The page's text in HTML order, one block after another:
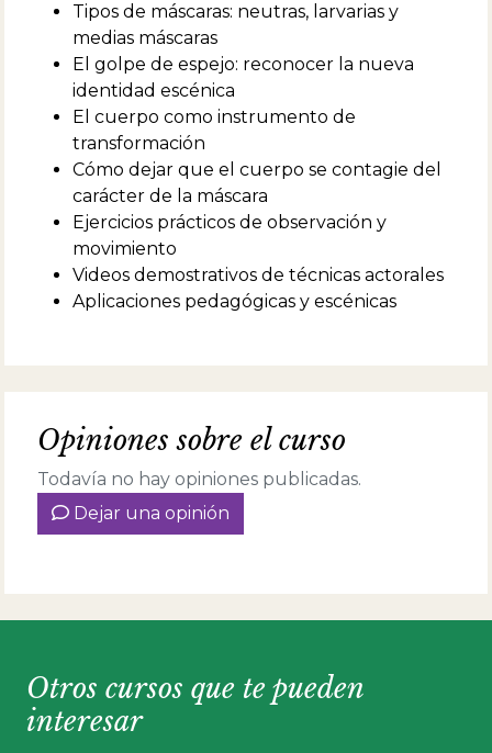
premios y nominaciones de su medio teatral:
Premio ACE (Asociación de Críticos de
grupo de investigación teatral GETEA), Premio
Teatros del Mundo (de la Universidad de
Buenos Aires), Premio María Guerrero, Premio
Pregonero (de la Fundación el Libro), entre
otros. Es director de Espacio Aguirre, escuela
de clown, bufón y máscaras. Dicta regularmente
cursos en diversas ciudades de Argentina,
España, Francia, Italia, Suiza, Portugal, Paraguay,
Uruguay, Chile, Perú y Costa Rica. Fue jurado de
los Premios Nacionales de Teatro elegido por el
Ministro de Cultura de la Nación.
Tipos de máscaras: neutras, larvarias y
medias máscaras
El golpe de espejo: reconocer la nueva
identidad escénica
El cuerpo como instrumento de
transformación
Cómo dejar que el cuerpo se contagie del
carácter de la máscara
Ejercicios prácticos de observación y
movimiento
Videos demostrativos de técnicas actorales
Aplicaciones pedagógicas y escénicas
Opiniones sobre el curso
Todavía no hay opiniones publicadas.
Dejar una opinión
Otros cursos que te pueden
interesar